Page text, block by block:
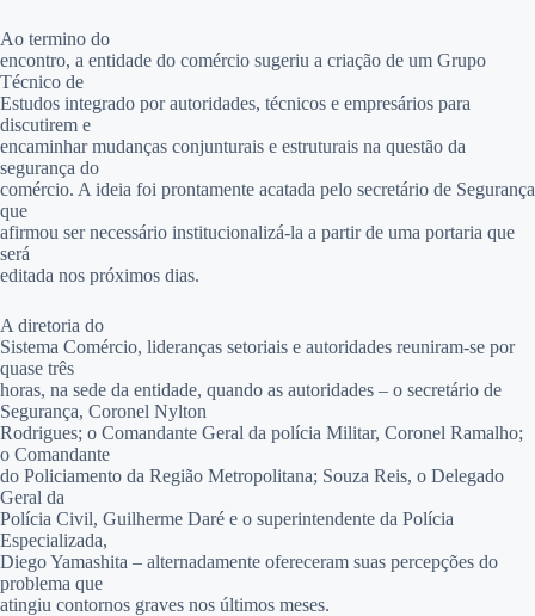
Ao termino do
encontro, a entidade do comércio sugeriu a criação de um Grupo
Técnico de
Estudos integrado por autoridades, técnicos e empresários para
discutirem e
encaminhar mudanças conjunturais e estruturais na questão da
segurança do
comércio. A ideia foi prontamente acatada pelo secretário de Segurança
que
afirmou ser necessário institucionalizá-la a partir de uma portaria que
será
editada nos próximos dias.
A diretoria do
Sistema Comércio, lideranças setoriais e autoridades reuniram-se por
quase três
horas, na sede da entidade, quando as autoridades – o secretário de
Segurança, Coronel Nylton
Rodrigues; o Comandante Geral da polícia Militar, Coronel Ramalho;
o Comandante
do Policiamento da Região Metropolitana; Souza Reis, o Delegado
Geral da
Polícia Civil, Guilherme Daré e o superintendente da Polícia
Especializada,
Diego Yamashita – alternadamente ofereceram suas percepções do
problema que
atingiu contornos graves nos últimos meses.